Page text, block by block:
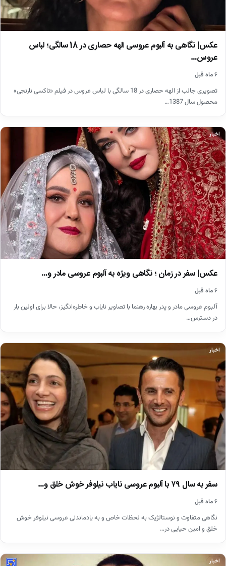
عکس| نگاهی به آلبوم عروسی الهه حصاری در 18 سالگی؛ لباس
عروس…
۶ ماه قبل
تصویری جالب از الهه حصاری در 18 سالگی با لباس عروس در فیلم «تاکسی نارنجی»
محصول سال 1387…
اخبار
عکس| سفر در زمان ؛ نگاهی ویژه به آلبوم عروسی مادر و…
۶ ماه قبل
آلبوم عروسی مادر و پدر بهاره رهنما با تصاویر نایاب و خاطره‌انگیز، حالا برای اولین بار
در دسترس…
اخبار
سفر به سال ۷۹ با آلبوم عروسی نایاب نیلوفر خوش خلق و…
۶ ماه قبل
نگاهی متفاوت و نوستالژیک به لحظات خاص و به یادماندنی عروسی نیلوفر خوش
خلق و امین حیایی در…
اخبار